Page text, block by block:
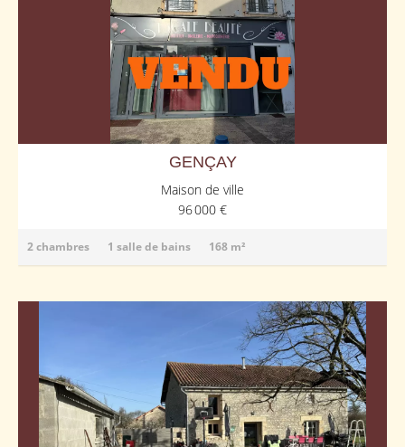
GENÇAY
Maison de ville
96 000 €
2 chambres 1 salle de bains 168 m²